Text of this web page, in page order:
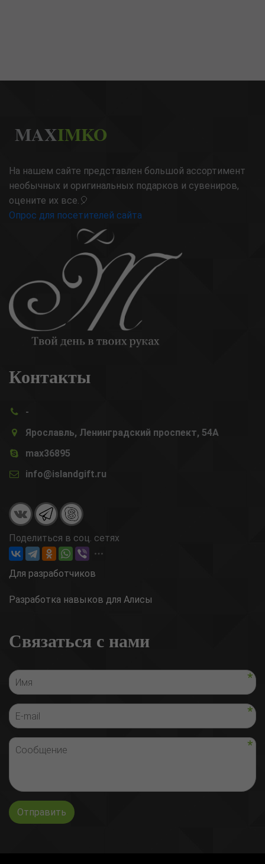
MAXIMKO
На нашем сайте представлен большой ассортимент
необычных и оригинальных подарков и сувениров,
оцените их все.🎈
Опрос для посетителей сайта
Контакты
-
Ярославль, Ленинградский проспект, 54А
max36895
info@islandgift.ru
Поделиться в соц. сетях
Для разработчиков
Разработка навыков для Алисы
Связаться с нами
Отправить